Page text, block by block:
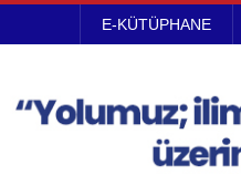
E-KÜTÜPHANE